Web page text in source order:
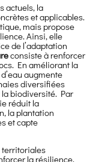
actuels, la
et applicables.
mais propose
Ainsi, elle
de l’adaptation
consiste à renforcer
En améliorant la
augmente
diversifiées
la biodiversité. Par
réduit la
la plantation
et capte
territoriales
la résilience.